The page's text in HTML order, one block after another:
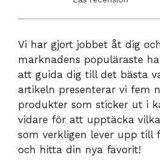
Vi har gjort jobbet åt dig
marknadens populäraste
att guida dig till det bästa
artikeln presenterar vi fem
produkter som sticker ut i
vidare för att upptäcka
som verkligen lever upp till
och hitta din nya favorit!